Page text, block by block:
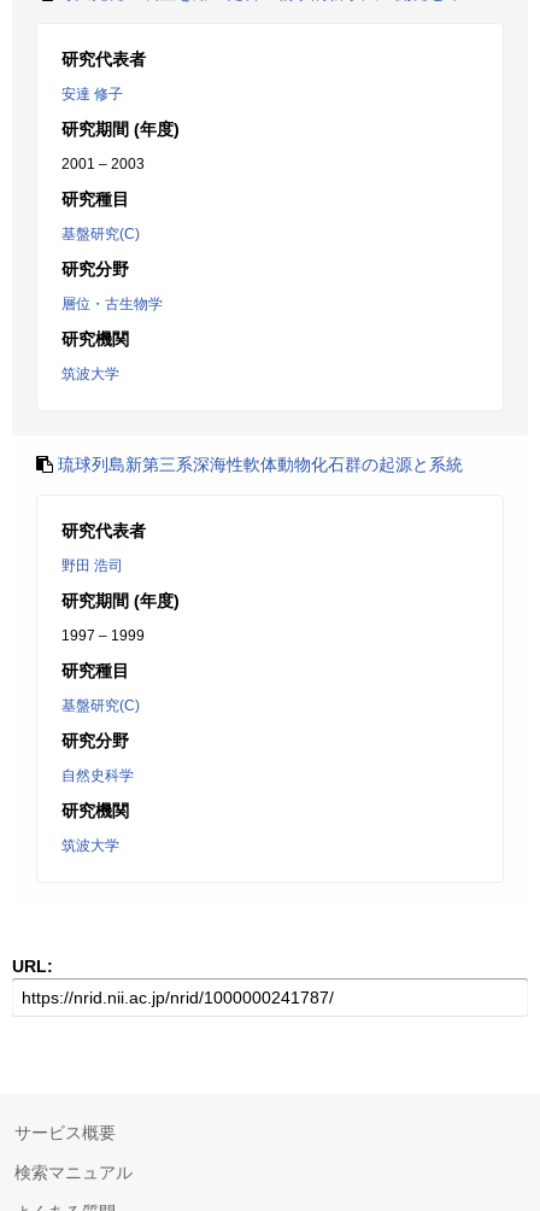
研究代表者
安達 修子
研究期間 (年度)
2001 – 2003
研究種目
基盤研究(C)
研究分野
層位・古生物学
研究機関
筑波大学
琉球列島新第三系深海性軟体動物化石群の起源と系統
研究代表者
野田 浩司
研究期間 (年度)
1997 – 1999
研究種目
基盤研究(C)
研究分野
自然史科学
研究機関
筑波大学
URL:
サービス概要
検索マニュアル